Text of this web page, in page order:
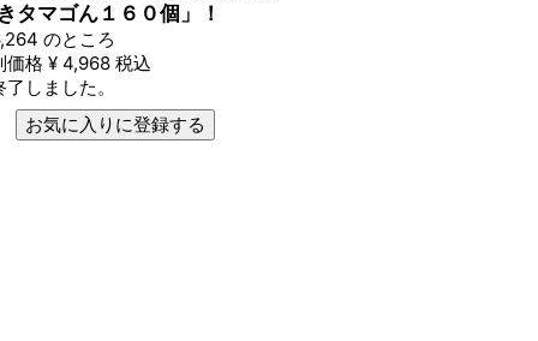
タマゴん１６０個」！
のところ
価格 ¥ 4,968 税込
しました。
お気に入りに登録する